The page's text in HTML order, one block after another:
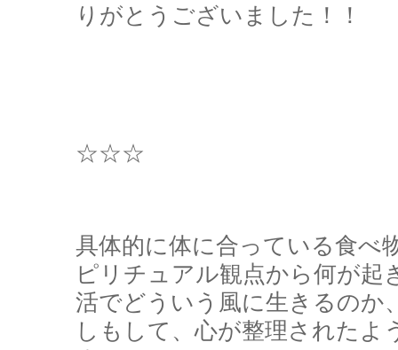
りがとうございました！！
☆☆☆
具体的に体に合っている食べ
ピリチュアル観点から何が起
活でどういう風に生きるのか
しもして、心が整理されたよ